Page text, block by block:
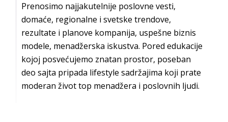
Prenosimo najjakutelnije poslovne vesti,
domaće, regionalne i svetske trendove,
rezultate i planove kompanija, uspešne biznis
modele, menadžerska iskustva. Pored edukacije
kojoj posvećujemo znatan prostor, poseban
deo sajta pripada lifestyle sadržajima koji prate
moderan život top menadžera i poslovnih ljudi.